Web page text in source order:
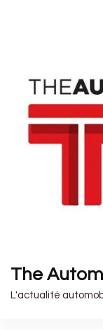
The
L'actualité